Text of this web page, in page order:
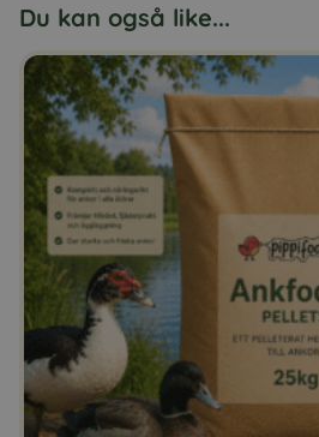
Du kan også like...